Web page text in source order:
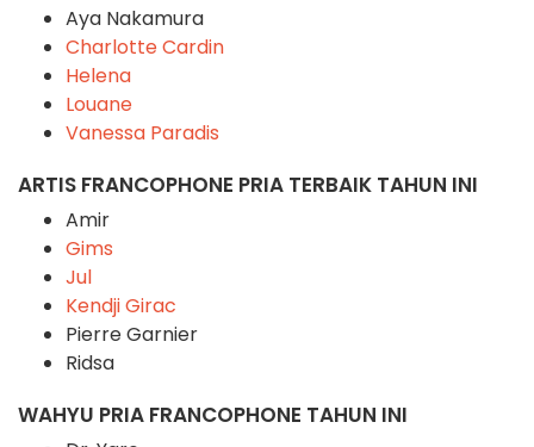
Aya Nakamura
Charlotte Cardin
Helena
Louane
Vanessa Paradis
ARTIS FRANCOPHONE PRIA TERBAIK TAHUN INI
Amir
Gims
Jul
Kendji Girac
Pierre Garnier
Ridsa
WAHYU PRIA FRANCOPHONE TAHUN INI